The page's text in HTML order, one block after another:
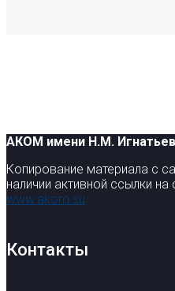
АКОМ имени Н.М.
Копирование материала с
наличии активной ссылки на
www.akom.su
Контакты